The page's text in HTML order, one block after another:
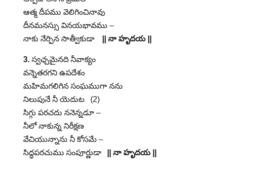
ఆత్మ దీపము వెలిగించినావు
దీనమనస్సు వినయభావము –
నాకు నేర్పిన సాత్వీకుడా
|| నా హృదయ ||
3. స్వఛ్చమైనది నీవాక్యం
వన్నెతరగని ఉపదేశం
మహిమగలిగిన సంఘముగా నను
నిలుపునే నీ యెదుట (2)
సిగ్గు పరచదు ననెన్నడూ –
నీలో నాకున్న నిరీక్షణ
వేచియున్నాను నీ కోసమే –
సిద్ధపరచుము సంపూర్ణుడా
|| నా హృదయ ||